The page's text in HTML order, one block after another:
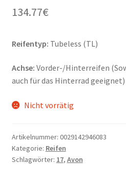
134.77€
Reifentyp: Tubeless (TL)
Achse: Vorder-/Hinterreifen
auch für das Hinterrad geeignet)
Nicht vorrätig
Artikelnummer: 0029142946083
Kategorie: Reifen
Schlagwörter: 17, Avon